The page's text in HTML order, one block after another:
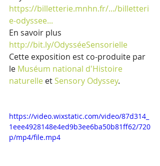
https://billetterie.mnhn.fr/.../billetteri
e-odyssee...
En savoir plus
http://bit.ly/OdysséeSensorielle
Cette exposition est co-produite par
le Muséum national d'Histoire
naturelle et Sensory Odyssey.
https://video.wixstatic.com/video/87d314_
1eee4928148e4ed9b3ee6ba50b81ff62/720
p/mp4/file.mp4